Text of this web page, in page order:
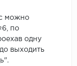
можно
по
одну
выходить